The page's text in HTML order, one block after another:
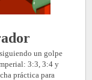
un golpe
3:3, 3:4 y
práctica para